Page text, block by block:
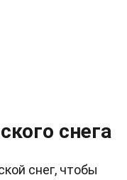
снега
снег, чтобы